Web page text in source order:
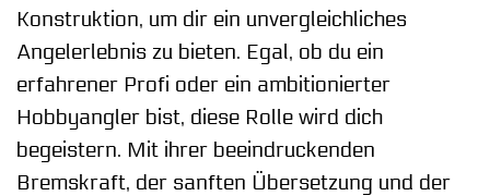
Konstruktion, um dir ein unvergleichliches
Angelerlebnis zu bieten. Egal, ob du ein
erfahrener Profi oder ein ambitionierter
Hobbyangler bist, diese Rolle wird dich
begeistern. Mit ihrer beeindruckenden
Bremskraft, der sanften Übersetzung und der